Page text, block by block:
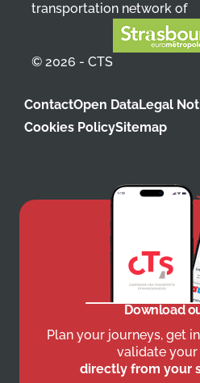
transportation network of
© 2026 - CTS
ContactOpen DataLegal
Cookies PolicySitemap
Download
Plan your journeys, get
validate
directly from your